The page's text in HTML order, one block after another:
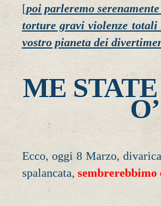
[poi parleremo
torture gravi violenze
vostro pianeta dei
ME
Ecco, oggi 8 Marzo,
spalancata, sembrerebbimo